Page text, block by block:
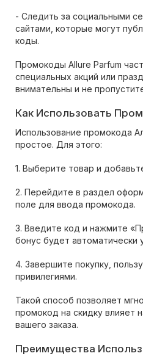
- Следить за социальными
сайтами, которые могут
коды.
Промокоды Allure Parfum
специальных акций или
внимательны и не
Как Использовать
Использование промокода
простое. Для этого:
1. Выберите товар и
2. Перейдите в раздел
поле для ввода промокода.
3. Введите код и нажмите
бонус будет автоматически
4. Завершите покупку,
привилегиями.
Такой способ позволяет
промокод на скидку влияет
вашего заказа.
Преимущества